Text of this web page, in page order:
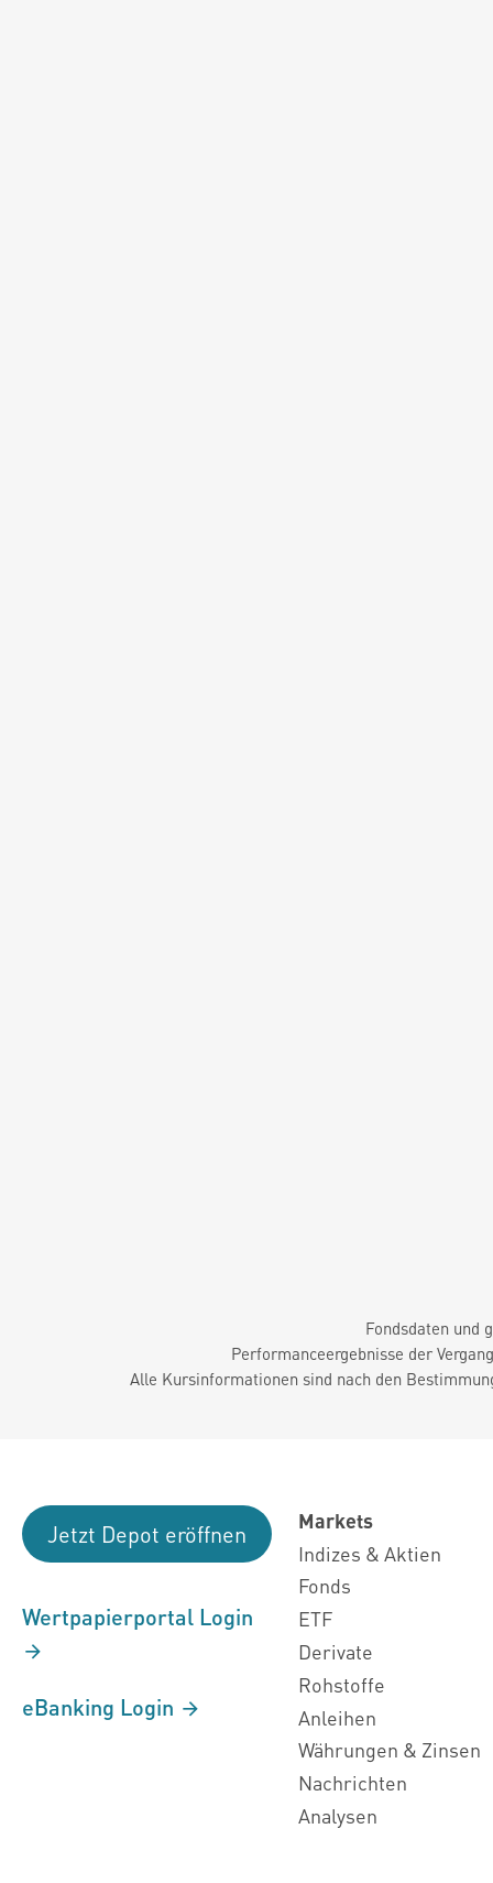
Fondsdaten und
Performanceergebnisse der
Alle Kursinformationen sind nach den
Jetzt Depot eröffnen
Wertpapierportal Login
eBanking Login
Markets
Indizes & Aktien
Fonds
ETF
Derivate
Rohstoffe
Anleihen
Währungen & Zinsen
Nachrichten
Analysen